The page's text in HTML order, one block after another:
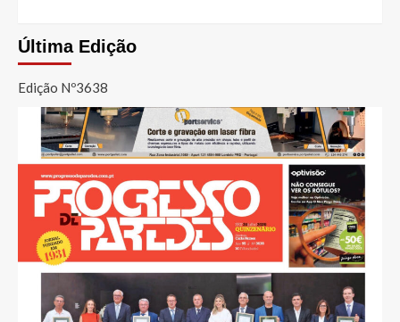
Última Edição
Edição Nº3638